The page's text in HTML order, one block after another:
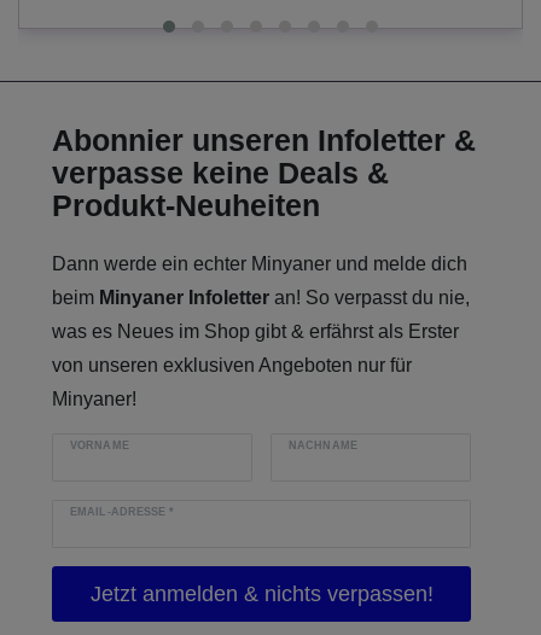
Abonnier unseren Infoletter &
verpasse keine Deals &
Produkt-Neuheiten
Dann werde ein echter Minyaner und melde dich
beim Minyaner Infoletter an! So verpasst du nie,
was es Neues im Shop gibt & erfährst als Erster
von unseren exklusiven Angeboten nur für
Minyaner!
VORNAME NACHNAME
EMAIL-ADRESSE*